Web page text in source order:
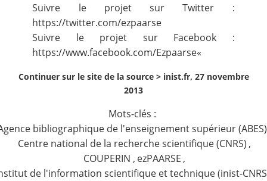
Suivre le projet sur Twitter :
https://twitter.com/ezpaarse
Suivre le projet sur Facebook :
https://www.facebook.com/Ezpaarse«
Continuer sur le site de la source > inist.fr, 27 novembre
2013
Mots-clés :
bibliographique de l'enseignement supérieur (ABES)
Centre national de la recherche scientifique (CNRS) ,
COUPERIN , ezPAARSE ,
de l'information scientifique et technique (inist-